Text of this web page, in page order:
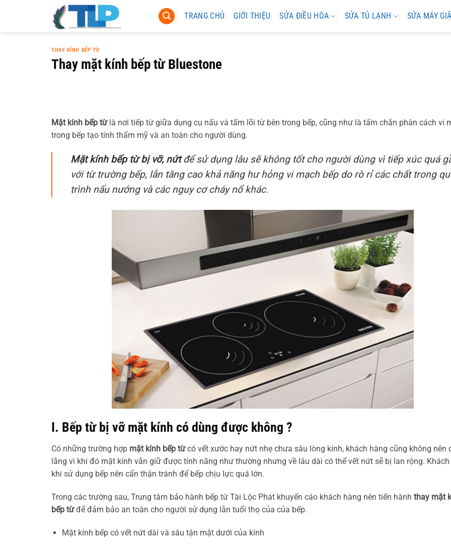
TRANG CHỦ GIỚI THIỆU SỬA ĐIỀU HÒA SỬA TỦ LẠNH SỬA MÁY
THAY KÍNH BẾP TỪ
Thay mặt kính bếp từ Bluestone
Mặt kính bếp từlà nơi tiếp từ giữa dụng cụ nấu và tấm lõi từ bên trong bếp, cũng như là tấm chắn phân cách vi
trong bếp tạo tính thẩm mỹ và an toàn cho người dùng.
Mặt kính bếp từ bị vỡ, nứtđể sử dụng lâu sẽ không tốt cho người dùng vì tiếp xúc quá
với từ trường bếp, lẫn tăng cao khả năng hư hỏng vi mạch bếp do rò rỉ các chất trong
trình nấu nướng và các nguy cơ cháy nổ khác.
I. Bếp từ bị vỡ mặt kính có dùng được không ?
Có những trường hợp mặt kính bếp từcó vết xước hay nứt nhẹ chưa sâu lòng kính, khách hàng cũng không nên
lắng vì khi đó mặt kính vẫn giữ được tính năng như thường nhưng về lâu dài có thể vết nứt sẽ bị lan rộng. Khách
khi sử dụng bếp nên cẩn thận tránh để bếp chịu lực quá lớn.
Trong các trường sau, Trung tâm bảo hành bếp từ Tài Lộc Phát khuyến cáo khách hàng nên tiến hành thay mặt
bếp từđể đảm bảo an toàn cho người sử dụng lẫn tuổi thọ của của bếp.
Mặt kính bếp có vết nứt dài và sâu tận mặt dưới của kính